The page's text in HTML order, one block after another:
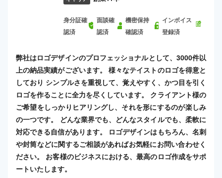
身分証確
認済
面談確
認済
機密保持
確認済
インボイス
登録済
弊社はロゴデザインのプロフェッショナルとして、3000件以
上の納品実績がございます。 様々なテイストのロゴを得意と
しており シンプルさを重視して、覚えやすく、かつ目を引く
ロゴを作ることに全力を尽くしています。 クライアント様の
ご希望をしっかりヒアリングし、それを形にするのが楽しみ
の一つです。 どんな業界でも、どんなスタイルでも、柔軟に
対応できる自信があります。 ロゴデザインはもちろん、名刺
や封筒などに関するご相談があればお気軽にお問い合わせく
ださい。 お客様のビジネスにおける、最高のロゴ作成をサポ
ートいたします。